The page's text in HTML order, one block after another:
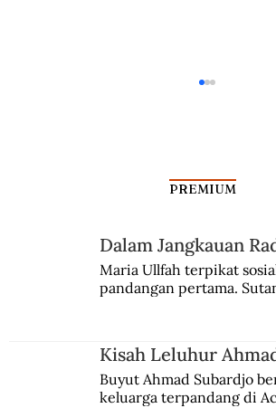
PREMIUM
Dalam Jangkauan
Maria Ullfah terpikat
pandangan pertama.
Kisah Leluhur
Buyut Ahmad Subardjo
keluarga terpandang di